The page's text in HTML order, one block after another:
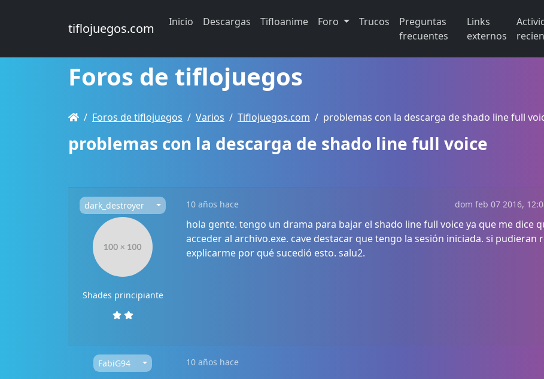
tiflojuegos.com Inicio Descargas Tifloanime Foro Trucos
Preguntas
frecuentes
Links
externos
Foros de tiflojuegos
Foros de tiflojuegos Varios Tiflojuegos.com problemas con la descarga de shado line full
problemas con la descarga de shado line full voice
dark_destroyer 10 años hace dom feb 07 2016,
Shades principiante
hola gente. tengo un drama para bajar el shado line full voice ya que me dice
acceder al archivo.exe. cave destacar que tengo la sesión iniciada. si pudieran
explicarme por qué sucedió esto. salu2.
FabiG94
10 años hace